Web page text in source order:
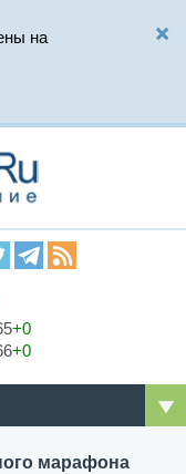
на
+0
+0
марафона